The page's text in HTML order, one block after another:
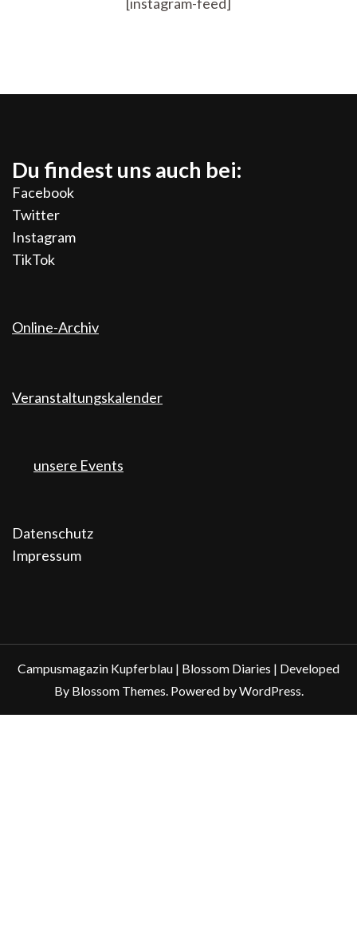
Du findest uns auch bei:
Facebook
Twitter
Instagram
TikTok
Online-Archiv
Veranstaltungskalender
unsere Events
Datenschutz
Impressum
Campusmagazin Kupferblau | Blossom Diaries | Developed
By Blossom Themes. Powered byWordPress.